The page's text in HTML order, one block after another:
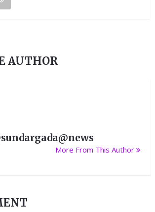
AUTHOR
More From This Author